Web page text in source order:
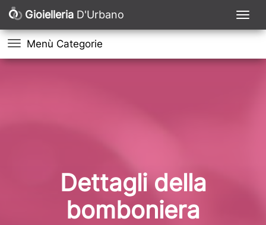
Gioielleria D'Urbano
Menù Categorie
Dettagli della
bomboniera